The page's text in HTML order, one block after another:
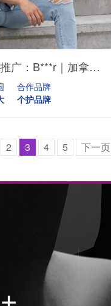
Tik Tok红人推广：B***r｜加拿大 时尚
合作品牌
个护品牌
2 3 4 5 下一页